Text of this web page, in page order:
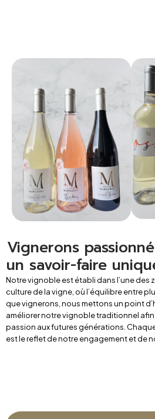
Vignerons
un savoir-faire
Notre vignoble est établi dans l’une des
culture de la vigne, où l’équilibre entre
que vignerons, nous mettons un point
améliorer notre vignoble traditionnel
passion aux futures générations.
est le reflet de notre engagement et de